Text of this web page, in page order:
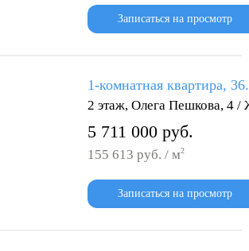
Записаться на просмотр
1-комнатная квартира,
2 этаж, Олега Пешкова, 4
5 711 000 руб.
155 613 руб. / м2
Записаться на просмотр